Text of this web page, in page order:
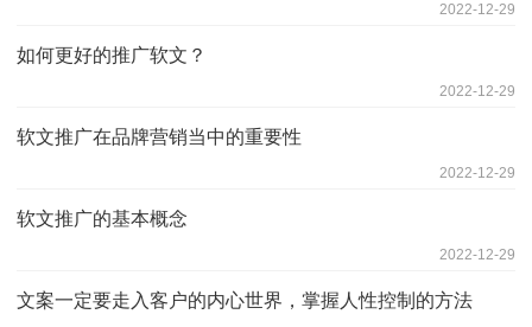
2022-12-29
如何更好的推广软文？
2022-12-29
软文推广在品牌营销当中的重要性
2022-12-29
软文推广的基本概念
2022-12-29
文案一定要走入客户的内心世界，掌握人性控制的方法